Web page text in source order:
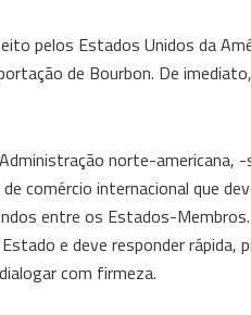
pelos Estados Unidos da
de Bourbon. De
norte-americana,
comércio internacional que
entre os Estados-
e deve responder
com firmeza.